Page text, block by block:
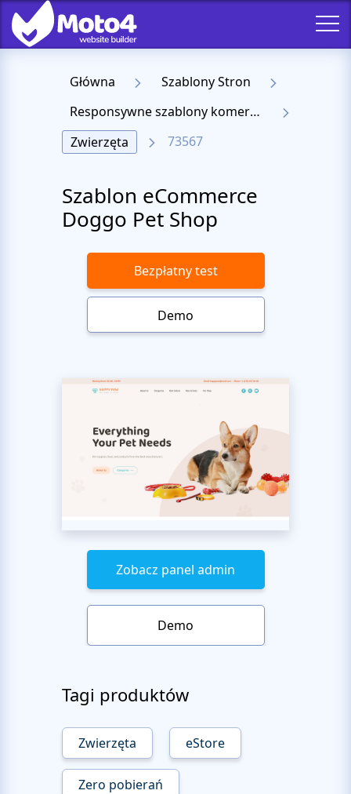
Główna
Szablony Stron
Responsywne szablony komercyjne
Zwierzęta
73567
Szablon eCommerce
Doggo Pet Shop
Bezpłatny test
Demo
Zobacz panel admin
Demo
Tagi produktów
Zwierzęta eStore
Zero pobierań